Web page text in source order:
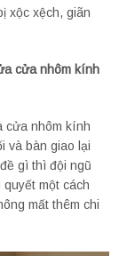
xộc xệch, giãn
cửa nhôm kính
cửa nhôm kính
và bàn giao lại
gì thì đội ngũ
một cách
mất thêm chi